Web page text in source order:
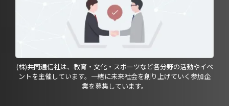
(株)共同通信社は、教育・文化・スポーツなど各分野の活動やイベ
ントを主催しています。一緒に未来社会を創り上げていく参加企
業を募集しています。